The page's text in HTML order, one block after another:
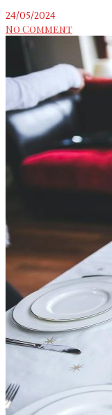
24/05/2024
No Comment